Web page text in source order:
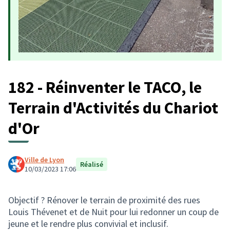
182 - Réinventer le TACO, le
Terrain d'Activités du Chariot
d'Or
Ville de Lyon
10/03/2023 17:06 Réalisé
Objectif ? Rénover le terrain de proximité des rues
Louis Thévenet et de Nuit pour lui redonner un coup de
jeune et le rendre plus convivial et inclusif.